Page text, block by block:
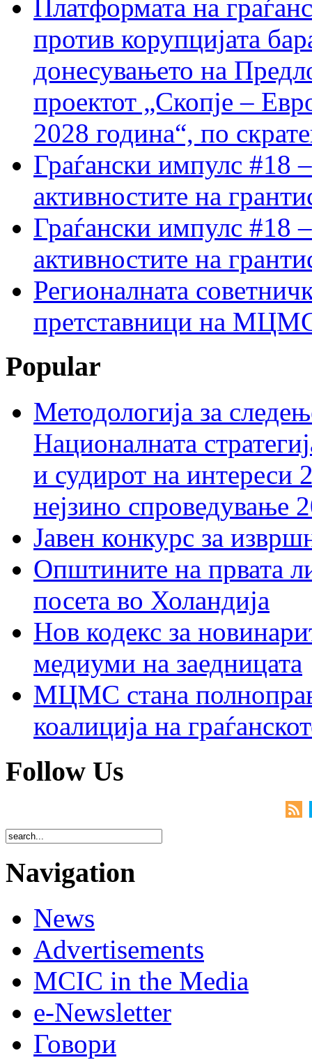
Платформата на
против корупцијата
донесувањето на
проектот „Скопје –
2028 година“, по
Граѓански импулс #18
активностите на
Граѓански импулс #18
активностите на
Регионалната
претставници на МЦМС
Popular
Методологија за
Националната
и судирот на интереси
нејзино спроведување
Јавен конкурс за
Општините на првата
посета во Холандија
Нов кодекс за
медиуми на заедницата
МЦМС стана
коалиција на
Follow Us
Navigation
News
Advertisements
MCIC in the Media
e-Newsletter
Говори